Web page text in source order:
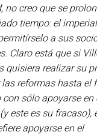
no creo que se
tiempo: el
a sus
Claro está que si
quisiera realizar su
las reformas hasta el
con sólo apoyarse en
este es su fracaso),
apoyarse en el